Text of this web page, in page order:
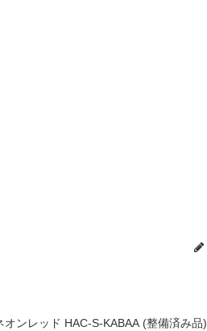
ンレッド HAC-S-KABAA (整備済み品)